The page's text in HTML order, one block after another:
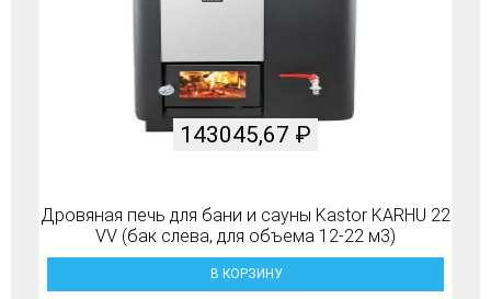
Дровяная печь для бани и сауны Kastor KARHU 22
VV (бак слева, для объема 12-22 м3)
143045,67 ₽
В КОРЗИНУ